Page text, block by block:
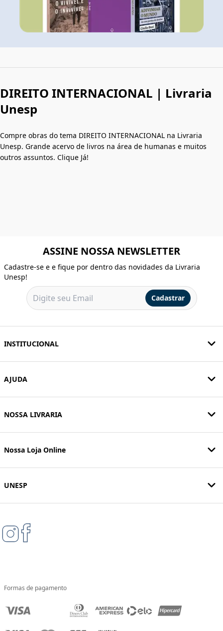
DIREITO INTERNACIONAL | Livraria
Unesp
Compre obras do tema DIREITO INTERNACIONAL na Livraria
Unesp. Grande acervo de livros na área de humanas e muitos
outros assuntos. Clique Já!
ASSINE NOSSA NEWSLETTER
Cadastre-se e e fique por dentro das novidades da Livraria
Unesp!
Cadastrar
INSTITUCIONAL
AJUDA
NOSSA LIVRARIA
Nossa Loja Online
UNESP
Formas de pagamento